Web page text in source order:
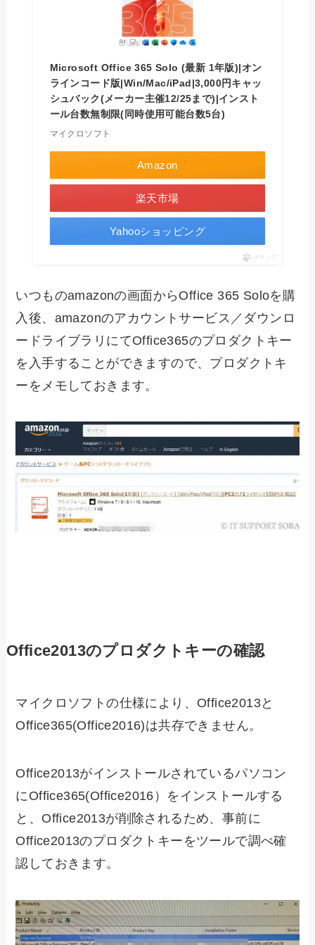
Microsoft Office 365 Solo (最新 1年版)|オン
ラインコード版|Win/Mac/iPad|3,000円キャッ
シュバック(メーカー主催12/25まで)|インスト
ール台数無制限(同時使用可能台数5台)
マイクロソフト
Amazon
楽天市場
Yahooショッピング
ポチップ
いつものamazonの画面からOffice 365 Soloを購
入後、amazonのアカウントサービス／ダウンロ
ードライブラリにてOffice365のプロダクトキー
を入手することができますので、プロダクトキ
ーをメモしておきます。
Office2013のプロダクトキーの確認
マイクロソフトの仕様により、Office2013と
Office365(Office2016)は共存できません。
Office2013がインストールされているパソコン
にOffice365(Office2016）をインストールする
と、Office2013が削除されるため、事前に
Office2013のプロダクトキーをツールで調べ確
認しておきます。